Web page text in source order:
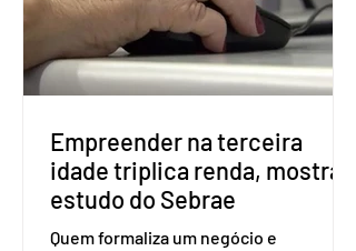
será exigido o documento de
identificação para acesso à urna
eletrônica. Se a urna eletrônica não
reconh
Empreender na terceira
idade triplica renda, mostra
estudo do Sebrae
Quem formaliza um negócio e